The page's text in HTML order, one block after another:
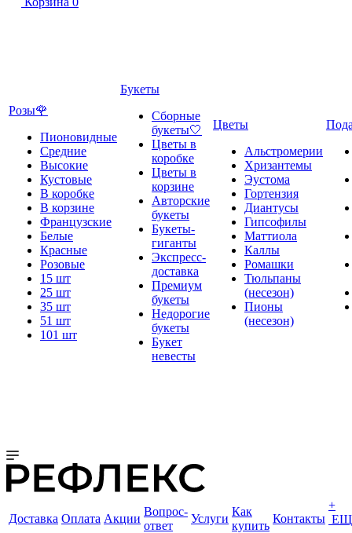
Розы🌹
Пионовидные
Средние
Высокие
Кустовые
В коробке
В корзине
Французские
Белые
Красные
Розовые
15 шт
25 шт
35 шт
51 шт
101 шт
Букеты
Сборные
букеты🤍
Цветы в
коробке
Цветы в
корзине
Авторские
букеты
Букеты-
гиганты
Экспресс-
доставка
Премиум
букеты
Недорогие
букеты
Букет
невесты
Цветы
Альстромерии
Хризантемы
Эустома
Гортензия
Диантусы
Гипсофилы
Маттиола
Каллы
Ромашки
Тюльпаны
(несезон)
Пионы
(несезон)
Доставка Оплата Акции
Вопрос-
ответ
Услуги
Как
купить
Контакты
+